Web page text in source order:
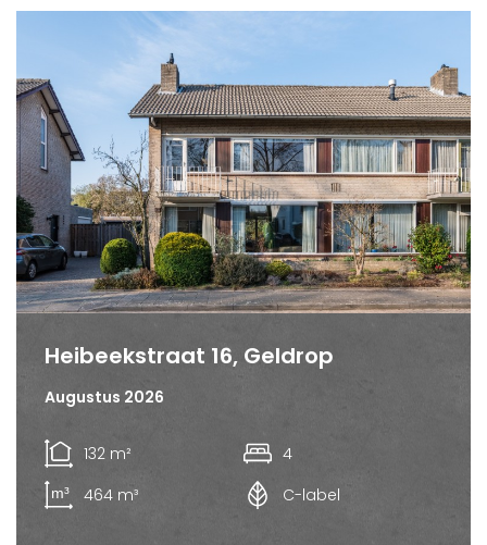
Heibeekstraat 16, Geldrop
Augustus 2026
132 m²
4
464 m³
C-label